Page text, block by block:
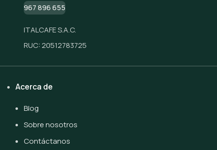
967 896 655
ITALCAFE S.A.C.
RUC: 20512783725
Acerca de
Blog
Sobre nosotros
Contáctanos